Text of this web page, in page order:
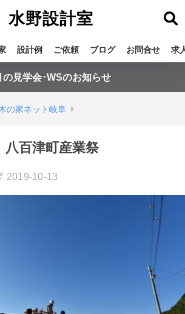
水野設計室
設計例 ご依頼 ブログ お問合せ 求
の見学会･WSのお知らせ
の家ネット岐阜
百津町産業祭
2019-10-13